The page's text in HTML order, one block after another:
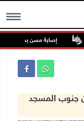
MENU
إصابة مسن بجروح ورضوض
جنوب المسجد